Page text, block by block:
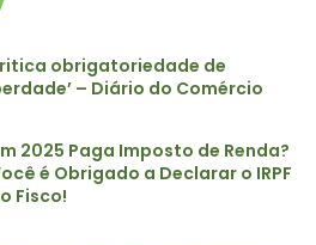
obrigatoriedade de
– Diário do Comércio
2025 Paga Imposto de Renda?
é Obrigado a Declarar o IRPF
Fisco!